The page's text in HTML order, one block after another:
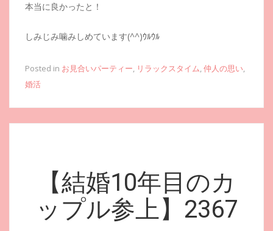
本当に良かったと！
しみじみ噛みしめています(^^)ｳﾙｳﾙ
Posted in お見合いパーティー, リラックスタイム,仲人の思い,
婚活
【結婚10年目のカ
ップル参上】2367